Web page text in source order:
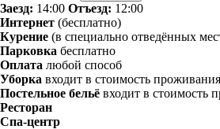
Заезд: 14:00 Отъезд: 12:00
Интернет (бесплатно)
Курение (в специально отведённых
Парковка бесплатно
Оплата любой способ
Уборка входит в стоимость проживания
Постельное бельё входит в стоимость
Ресторан
Спа-центр